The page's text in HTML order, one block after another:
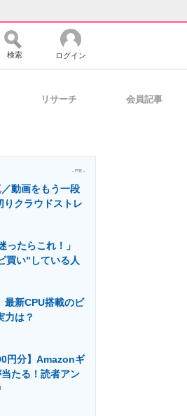
今がよく分かる
ノロジーの最前線
検索 ログイン
リサーチ 会員記事
- PR -
動画をもう一段
りクラウドストレ
ったらこれ！」
買い"している人
最新CPU搭載のビ
力は？
円分】Amazonギ
たる！読者アン